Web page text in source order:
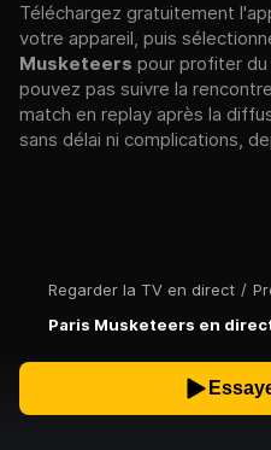
Regarder la TV en direct /
Paris Musketeers en
Téléchargez gratuitement
votre appareil, puis
Musketeers pour profiter du
pouvez pas suivre la
match en replay après la
sans délai ni complications,